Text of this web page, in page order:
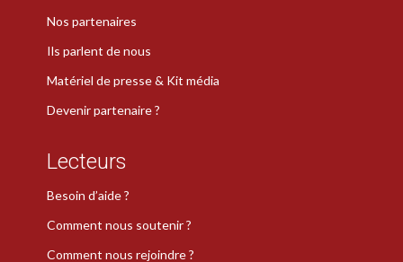
Nos partenaires
Ils parlent de nous
Matériel de presse & Kit média
Devenir partenaire ?
Lecteurs
Besoin d’aide ?
Comment nous soutenir ?
Comment nous rejoindre ?